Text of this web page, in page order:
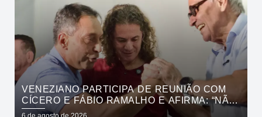
VENEZIANO PARTICIPA DE REUNIÃO COM
CÍCERO E FÁBIO RAMALHO E AFIRMA: “NÃO
ESTAMOS COMPRANDO CONSCIÊNCIAS,